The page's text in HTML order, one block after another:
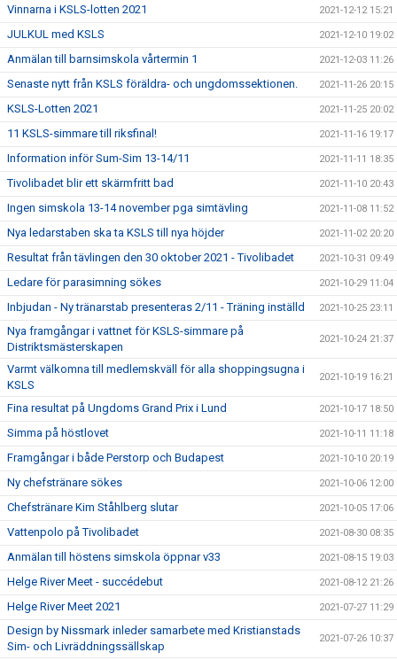
Vinnarna i KSLS-lotten 2021 2021-12-12 15:21
JULKUL med KSLS 2021-12-10 19:02
Anmälan till barnsimskola vårtermin 1 2021-12-03 11:26
Senaste nytt från KSLS föräldra- och ungdomssektionen. 2021-11-26 20:15
KSLS-Lotten 2021 2021-11-25 20:02
11 KSLS-simmare till riksfinal! 2021-11-16 19:17
Information inför Sum-Sim 13-14/11 2021-11-11 18:35
Tivolibadet blir ett skärmfritt bad 2021-11-10 20:43
Ingen simskola 13-14 november pga simtävling 2021-11-08 11:52
Nya ledarstaben ska ta KSLS till nya höjder 2021-11-02 20:20
Resultat från tävlingen den 30 oktober 2021 - Tivolibadet 2021-10-31 09:49
Ledare för parasimning sökes 2021-10-29 11:04
Inbjudan - Ny tränarstab presenteras 2/11 - Träning inställd 2021-10-25 23:11
Nya framgångar i vattnet för KSLS-simmare på
Distriktsmästerskapen
2021-10-24 21:37
Varmt välkomna till medlemskväll för alla shoppingsugna i
KSLS
2021-10-19 16:21
Fina resultat på Ungdoms Grand Prix i Lund 2021-10-17 18:50
Simma på höstlovet 2021-10-11 11:18
Framgångar i både Perstorp och Budapest 2021-10-10 20:19
Ny chefstränare sökes 2021-10-06 12:00
Chefstränare Kim Ståhlberg slutar 2021-10-05 17:06
Vattenpolo på Tivolibadet 2021-08-30 08:35
Anmälan till höstens simskola öppnar v33 2021-08-15 19:03
Helge River Meet - succédebut 2021-08-12 21:26
Helge River Meet 2021 2021-07-27 11:29
Design by Nissmark inleder samarbete med Kristianstads
Sim- och Livräddningssällskap
2021-07-26 10:37